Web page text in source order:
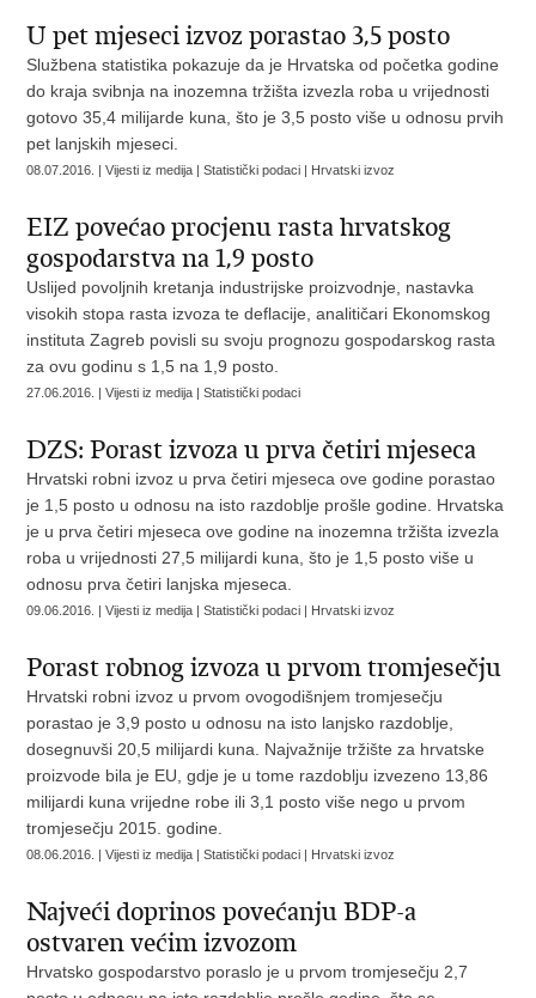
U pet mjeseci izvoz porastao 3,5 posto
Službena statistika pokazuje da je Hrvatska od početka godine
do kraja svibnja na inozemna tržišta izvezla roba u vrijednosti
gotovo 35,4 milijarde kuna, što je 3,5 posto više u odnosu prvih
pet lanjskih mjeseci.
08.07.2016. | Vijesti iz medija | Statistički podaci | Hrvatski izvoz
EIZ povećao procjenu rasta hrvatskog
gospodarstva na 1,9 posto
Uslijed povoljnih kretanja industrijske proizvodnje, nastavka
visokih stopa rasta izvoza te deflacije, analitičari Ekonomskog
instituta Zagreb povisli su svoju prognozu gospodarskog rasta
za ovu godinu s 1,5 na 1,9 posto.
27.06.2016. | Vijesti iz medija | Statistički podaci
DZS: Porast izvoza u prva četiri mjeseca
Hrvatski robni izvoz u prva četiri mjeseca ove godine porastao
je 1,5 posto u odnosu na isto razdoblje prošle godine. Hrvatska
je u prva četiri mjeseca ove godine na inozemna tržišta izvezla
roba u vrijednosti 27,5 milijardi kuna, što je 1,5 posto više u
odnosu prva četiri lanjska mjeseca.
09.06.2016. | Vijesti iz medija | Statistički podaci | Hrvatski izvoz
Porast robnog izvoza u prvom tromjesečju
Hrvatski robni izvoz u prvom ovogodišnjem tromjesečju
porastao je 3,9 posto u odnosu na isto lanjsko razdoblje,
dosegnuvši 20,5 milijardi kuna. Najvažnije tržište za hrvatske
proizvode bila je EU, gdje je u tome razdoblju izvezeno 13,86
milijardi kuna vrijedne robe ili 3,1 posto više nego u prvom
tromjesečju 2015. godine.
08.06.2016. | Vijesti iz medija | Statistički podaci | Hrvatski izvoz
Najveći doprinos povećanju BDP-a
ostvaren većim izvozom
Hrvatsko gospodarstvo poraslo je u prvom tromjesečju 2,7